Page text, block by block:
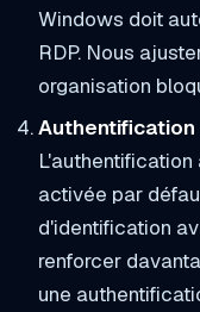
Windows doit
RDP. Nous
organisation
Authentification
L'authentification
activée par
d'identification
renforcer
une